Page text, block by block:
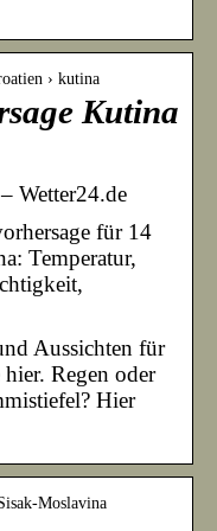
› kutina
Kutina
Wetter24.de
für 14
Temperatur,
Aussichten für
Regen oder
Hier
Moslavina